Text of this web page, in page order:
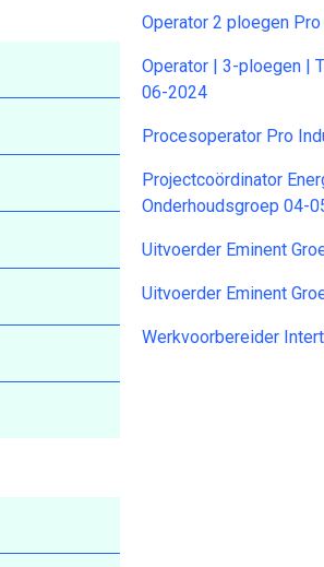
Operator 2 ploegen
Operator | 3-ploegen |
06-2024
Procesoperator Pro
Projectcoördinator
Onderhoudsgroep 04-
Uitvoerder Eminent
Uitvoerder Eminent
Werkvoorbereider